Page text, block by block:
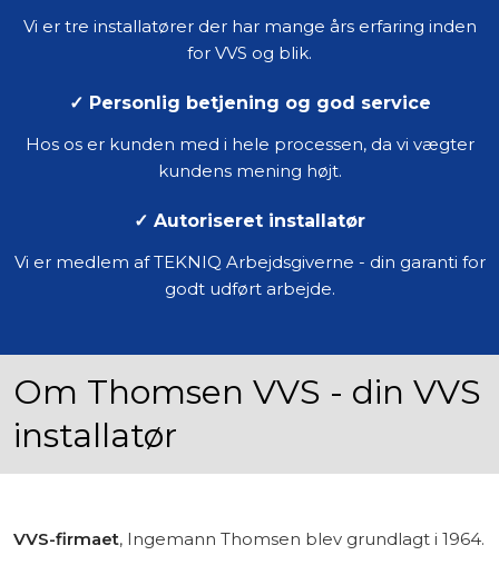
Vi er tre installatører der har mange års erfaring inden
for VVS og blik.
✓ Personlig betjening og god service​
Hos os er kunden med i hele processen, da vi vægter
kundens mening højt.​
✓ Autoriseret installatør
Vi er medlem af TEKNIQ Arbejdsgiverne - din garanti for
godt udført arbejde.
Om Thomsen VVS - din VVS
installatør
VVS-firmaet, Ingemann Thomsen blev grundlagt i 1964.